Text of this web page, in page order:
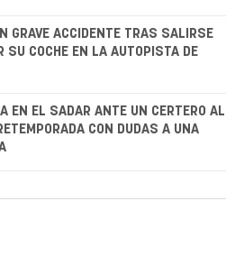
GRAVE ACCIDENTE TRAS SALIRSE
SU COCHE EN LA AUTOPISTA DE
EN EL SADAR ANTE UN CERTERO AL
CON DUDAS A UNA